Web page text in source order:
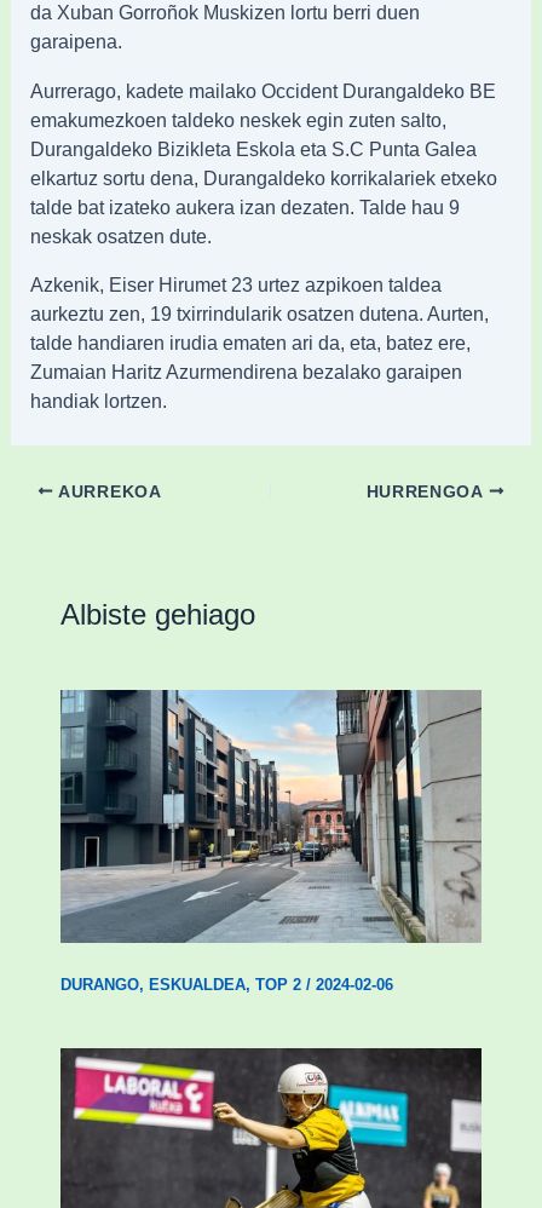
da Xuban Gorroñok Muskizen lortu berri duen
garaipena.
Aurrerago, kadete mailako Occident Durangaldeko BE
emakumezkoen taldeko neskek egin zuten salto,
Durangaldeko Bizikleta Eskola eta S.C Punta Galea
elkartuz sortu dena, Durangaldeko korrikalariek etxeko
talde bat izateko aukera izan dezaten. Talde hau 9
neskak osatzen dute.
Azkenik, Eiser Hirumet 23 urtez azpikoen taldea
aurkeztu zen, 19 txirrindularik osatzen dutena. Aurten,
talde handiaren irudia ematen ari da, eta, batez ere,
Zumaian Haritz Azurmendirena bezalako garaipen
handiak lortzen.
AURREKOA HURRENGOA
Albiste gehiago
Udal etxebizitza tasatuei buruzko lehen
ordenantza izango du Durangok
DURANGO, ESKUALDEA, TOP 2/ 2024-02-06